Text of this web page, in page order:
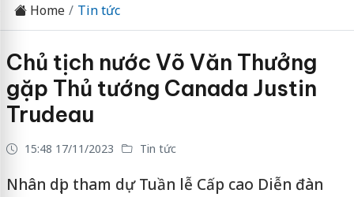
Home Tin tức
Chủ tịch nước Võ Văn Thưởng
gặp Thủ tướng Canada Justin
Trudeau
15:48 17/11/2023 Tin tức
Nhân dịp tham dự Tuần lễ Cấp cao Diễn đàn